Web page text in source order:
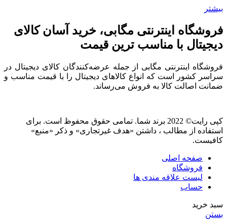
بیشتر
فروشگاه اینترنتی مگابی، خرید آسان کالای
دیجیتال با مناسب ترین قیمت
فروشگاه اینترنتی مگابی از جمله عرضه‌کنندگان کالای دیجیتال در
سراسر کشور است که انواع کالاهای دیجیتال را با قیمت مناسب و
ضمانت اصالت کالا به فروش می‌رساند.
کپی رایت© 2022 برند شما. تمامی حقوق محفوظ است. برای
استفاده از مطالب ، داشتن «هدف غیرتجاری» و ذکر «منبع»
کافیست.
صفحه اصلی
فروشگاه
لیست علاقه مندی ها
حساب
سبد خرید
بستن